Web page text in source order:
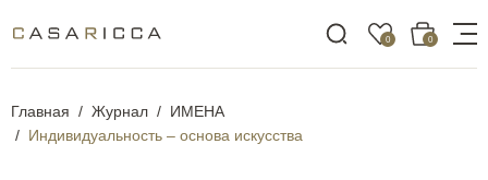
0 0
Главная Журнал
ИМЕНА
Индивидуальность – основа искусства